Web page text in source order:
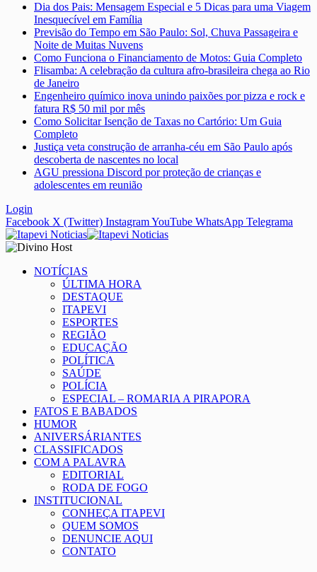
Dia dos Pais: Mensagem Especial e 5 Dicas para uma Viagem
Inesquecível em Família
Previsão do Tempo em São Paulo: Sol, Chuva Passageira e
Noite de Muitas Nuvens
Como Funciona o Financiamento de Motos: Guia Completo
Flisamba: A celebração da cultura afro-brasileira chega ao Rio
de Janeiro
Engenheiro químico inova unindo paixões por pizza e rock e
fatura R$ 50 mil por mês
Como Solicitar Isenção de Taxas no Cartório: Um Guia
Completo
Justiça veta construção de arranha-céu em São Paulo após
descoberta de nascentes no local
AGU pressiona Discord por proteção de crianças e
adolescentes em reunião
Login
Facebook X (Twitter) InstagramYouTube WhatsApp Telegrama
NOTÍCIAS
ÚLTIMA HORA
DESTAQUE
ITAPEVI
ESPORTES
REGIÃO
EDUCAÇÃO
POLÍTICA
SAÚDE
POLÍCIA
ESPECIAL – ROMARIA A PIRAPORA
FATOS E BABADOS
HUMOR
ANIVERSÁRIANTES
CLASSIFICADOS
COM A PALAVRA
EDITORIAL
RODA DE FOGO
INSTITUCIONAL
CONHEÇA ITAPEVI
QUEM SOMOS
DENUNCIE AQUI
CONTATO